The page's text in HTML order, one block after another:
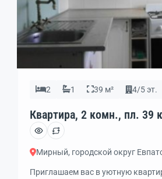
2 1 39 м² 4/5 эт.
Квартира, 2 комн., пл. 39
код: 452395
Мирный, городской округ
Приглашаем вас в уютную